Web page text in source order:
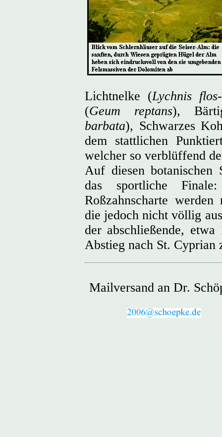
Lichtnelke (Lychnis
(Geum reptans),
barbata), Schwarzes
dem stattlichen
welcher so verblüffend
Auf diesen botanischen
das sportliche
Roßzahnscharte
die jedoch nicht völlig
der abschließende,
Abstieg nach St. Cyprian
Mailversand an Dr.